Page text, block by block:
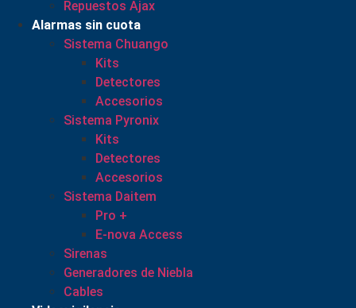
Repuestos Ajax
Alarmas sin cuota
Sistema Chuango
Kits
Detectores
Accesorios
Sistema Pyronix
Kits
Detectores
Accesorios
Sistema Daitem
Pro +
E-nova Access
Sirenas
Generadores de Niebla
Cables